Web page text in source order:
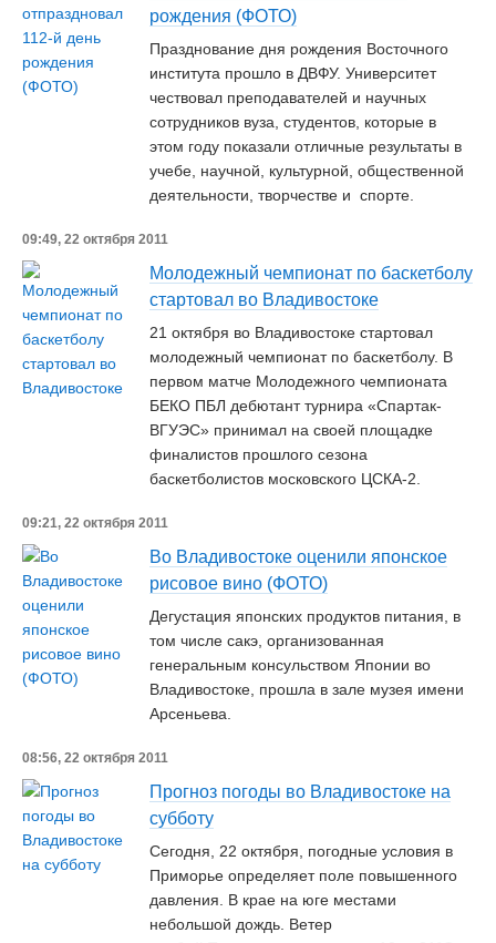
рождения (ФОТО)
Празднование дня рождения Восточного
института прошло в ДВФУ. Университет
чествовал преподавателей и научных
сотрудников вуза, студентов, которые в
этом году показали отличные результаты в
учебе, научной, культурной, общественной
деятельности, творчестве и спорте.
09:49, 22 октября 2011
Молодежный чемпионат по баскетболу
стартовал во Владивостоке
21 октября во Владивостоке стартовал
молодежный чемпионат по баскетболу. В
первом матче Молодежного чемпионата
БЕКО ПБЛ дебютант турнира «Спартак-
ВГУЭС» принимал на своей площадке
финалистов прошлого сезона
баскетболистов московского ЦСКА-2.
09:21, 22 октября 2011
Во Владивостоке оценили японское
рисовое вино (ФОТО)
Дегустация японских продуктов питания, в
том числе сакэ, организованная
генеральным консульством Японии во
Владивостоке, прошла в зале музея имени
Арсеньева.
08:56, 22 октября 2011
Прогноз погоды во Владивостоке на
субботу
Сегодня, 22 октября, погодные условия в
Приморье определяет поле повышенного
давления. В крае на юге местами
небольшой дождь. Ветер